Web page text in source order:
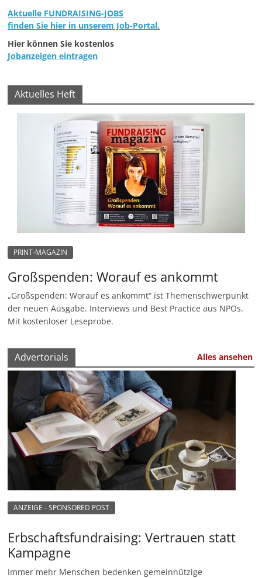
e
i
n
e
n
Aktuelle FUNDRAISING-JOBS
finden Sie hier in unserem Job-Portal.
Hier können Sie kostenlos
Jobanzeigen eintragen
Aktuelles Heft
PRINT-MAGAZIN
Großspenden: Worauf es ankommt
„Großspenden: Worauf es ankommt“ ist Themenschwerpunkt
der neuen Ausgabe. Interviews und Best Practice aus NPOs.
Mit kostenloser Leseprobe.
Advertorials Alles ansehen
ANZEIGE - SPONSORED POST
Erbschaftsfundraising: Vertrauen statt
Kampagne
Immer mehr Menschen bedenken gemeinnützige